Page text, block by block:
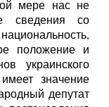
мере нас не
сведения со
положение и
украинского
значение
депутат